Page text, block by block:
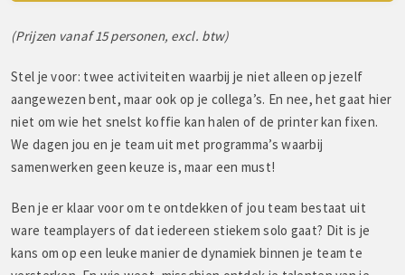
(Prijzen vanaf 15 personen, excl. btw)
Stel je voor: twee activiteiten waarbij je niet alleen op jezelf
aangewezen bent, maar ook op je collega’s. En nee, het gaat hier
niet om wie het snelst koffie kan halen of de printer kan fixen.
We dagen jou en je team uit met programma’s waarbij
samenwerken geen keuze is, maar een must!
Ben je er klaar voor om te ontdekken of jou team bestaat uit
ware teamplayers of dat iedereen stiekem solo gaat? Dit is je
kans om op een leuke manier de dynamiek binnen je team te